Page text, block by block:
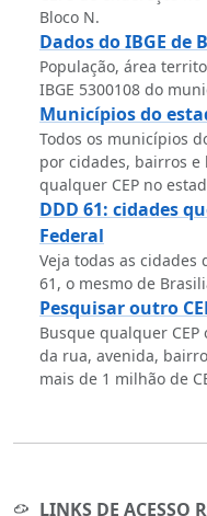
Bloco N.
Dados do IBGE de
População, área
IBGE 5300108 do
Municípios do
Todos os municípios
por cidades, bairros
qualquer CEP no
DDD 61: cidades
Federal
Veja todas as
61, o mesmo de
Pesquisar outro
Busque qualquer
da rua, avenida,
mais de 1 milhão de
LINKS DE ACESSO